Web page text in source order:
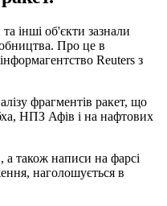
інші об'єкти зазнали
Про це в
інформагентство Reuters з
фрагментів ракет, що
НПЗ Афів і на нафтових
а також написи на фарсі
наголошується в